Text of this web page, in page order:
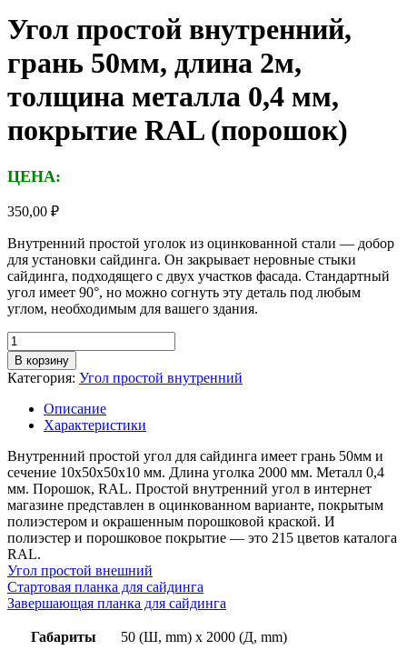
Угол простой внутренний,
грань 50мм, длина 2м,
толщина металла 0,4 мм,
покрытие RAL (порошок)
ЦЕНА:
350,00 ₽
Внутренний простой уголок из оцинкованной стали — добор
для установки сайдинга. Он закрывает неровные стыки
сайдинга, подходящего с двух участков фасада. Стандартный
угол имеет 90°, но можно согнуть эту деталь под любым
углом, необходимым для вашего здания.
Количество
товара
Угол
простой
внутренний,
грань
длина
2м,
толщина
металла
0,4
мм,
покрытие
RAL
(порошок)
В корзину
Категория: Угол простой внутренний
Описание
Характеристики
Внутренний простой угол для сайдинга имеет грань 50мм и
сечение 10х50х50х10 мм. Длина уголка 2000 мм. Металл 0,4
мм. Порошок, RAL. Простой внутренний угол в интернет
магазине представлен в оцинкованном варианте, покрытым
полиэстером и окрашенным порошковой краской. И
полиэстер и порошковое покрытие — это 215 цветов каталога
RAL.
Угол простой внешний
Стартовая планка для сайдинга
Завершающая планка для сайдинга
Габариты 50 (Ш, mm) x 2000 (Д, mm)